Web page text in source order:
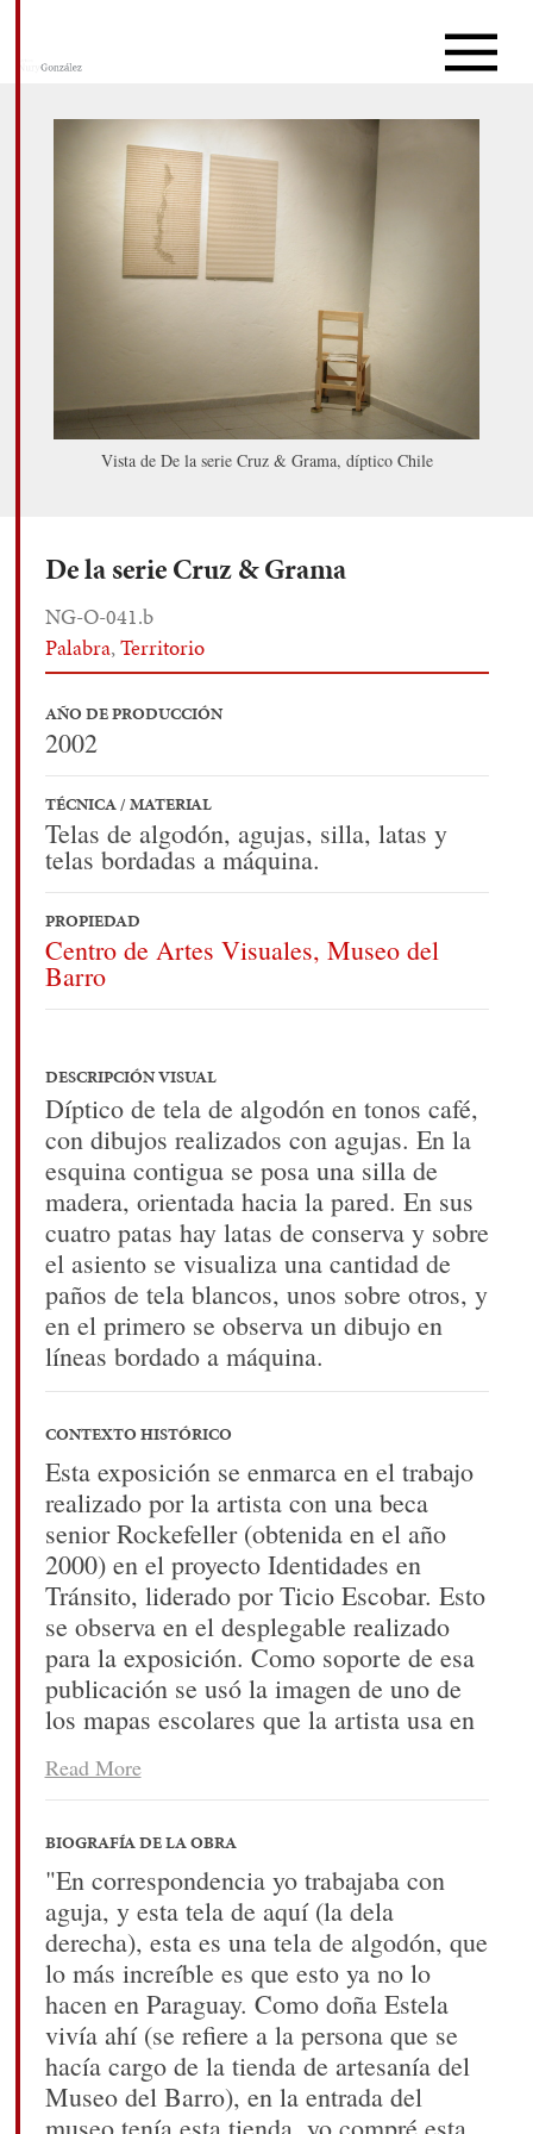
Vista de De la serie Cruz & Grama, díptico Chile
De la serie Cruz & Grama
NG-O-041.b
Palabra,Territorio
AÑO DE PRODUCCIÓN
2002
TÉCNICA / MATERIAL
Telas de algodón, agujas, silla, latas y
telas bordadas a máquina.
PROPIEDAD
Centro de Artes Visuales, Museo del
Barro
DESCRIPCIÓN VISUAL
Díptico de tela de algodón en tonos café,
con dibujos realizados con agujas. En la
esquina contigua se posa una silla de
madera, orientada hacia la pared. En sus
cuatro patas hay latas de conserva y sobre
el asiento se visualiza una cantidad de
paños de tela blancos, unos sobre otros, y
en el primero se observa un dibujo en
líneas bordado a máquina.
CONTEXTO HISTÓRICO
Esta exposición se enmarca en el trabajo
realizado por la artista con una beca
senior Rockefeller (obtenida en el año
2000) en el proyecto Identidades en
Tránsito, liderado por Ticio Escobar. Esto
se observa en el desplegable realizado
para la exposición. Como soporte de esa
publicación se usó la imagen de uno de
los mapas escolares que la artista usa en
reconocida con la Orden del Yacaré,
tradición instaurada por Carlos
Colombino, arquitecto, artista y uno de
los fundadores del Museo del Barro.
Read More
BIOGRAFÍA DE LA OBRA
"En correspondencia yo trabajaba con
aguja, y esta tela de aquí (la dela
derecha), esta es una tela de algodón, que
lo más increíble es que esto ya no lo
hacen en Paraguay. Como doña Estela
vivía ahí (se refiere a la persona que se
hacía cargo de la tienda de artesanía del
Museo del Barro), en la entrada del
museo tenía esta tienda, yo compré esta